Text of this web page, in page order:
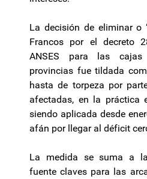
La decisión de eliminar o
Francos por el decreto
ANSES para las
provincias fue tildada
hasta de torpeza por
afectadas, en la práctica
siendo aplicada desde
afán por llegar al déficit
La medida se suma a
fuente claves para las